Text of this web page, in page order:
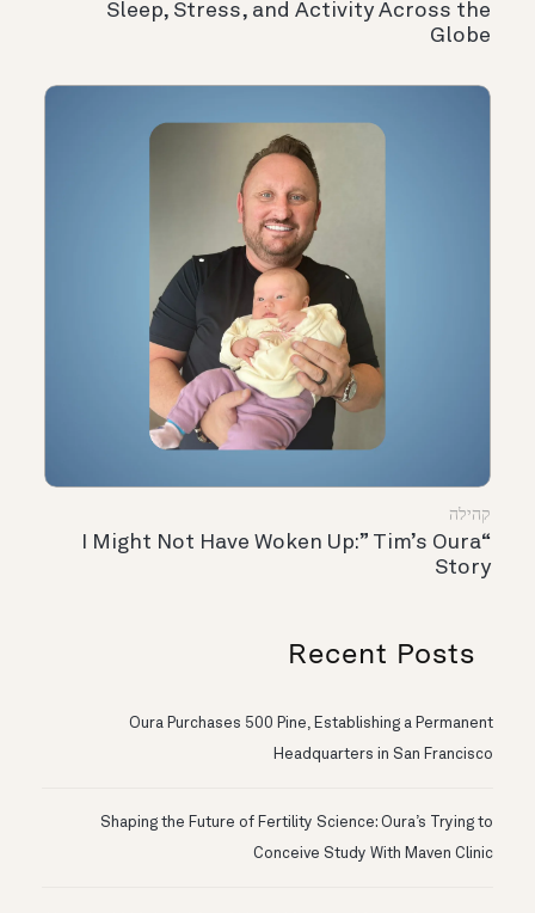
Sleep, Stress, and Activity Across the
Globe
קהילה
“I Might Not Have Woken Up:” Tim’s Oura
Story
Recent Posts
Oura Purchases 500 Pine, Establishing a Permanent
Headquarters in San Francisco
Shaping the Future of Fertility Science: Oura’s Trying to
Conceive Study With Maven Clinic